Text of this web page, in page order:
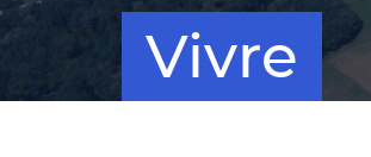
Vivre